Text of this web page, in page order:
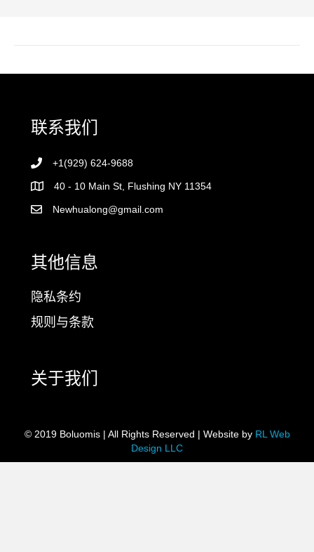
联系我们
+1(929) 624-9688
40 - 10 Main St, Flushing NY 11354
Newhualong@gmail.com
其他信息
隐私条约
规则与条款
关于我们
© 2019 Boluomis | All Rights Reserved | Website by RL Web
Design LLC